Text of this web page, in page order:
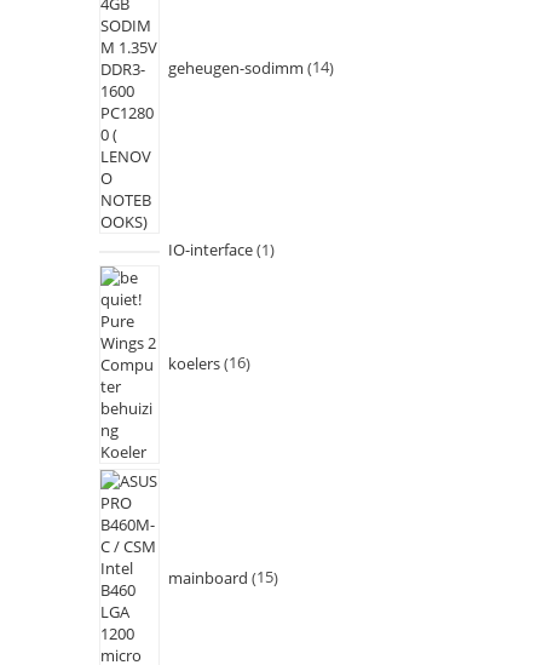
geheugen-sodimm 14
IO-interface 1
koelers 16
mainboard 15